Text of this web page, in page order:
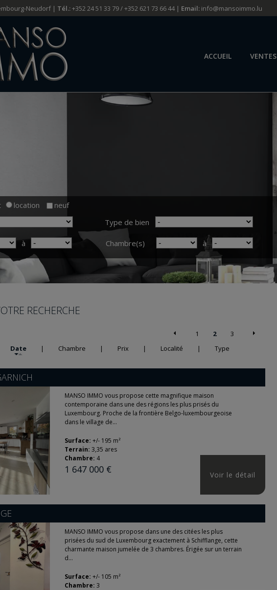
Neudorf | Tél.:+352 24 51 33 79 / +352 621 73 66 44 | Email: info@mansoimmo.lu
ACCUEIL VENTES
location
neuf
Type de bien
à Chambre(s) à
RECHERCHE
1 2
3
Date | Chambre | Prix | Localité | Type
MANSO IMMO vous propose cette magnifique maison
contemporaine dans une des régions les plus prisés du
Luxembourg. Proche de la frontière Belgo-luxembourgeoise
dans le village de...
Surface: +/- 195 m²
Terrain: 3,35 ares
Chambre: 4
1 647 000 € Voir le détail
MANSO IMMO vous propose dans une des citées les plus
prisées du sud de Luxembourg exactement à Schifflange, cette
charmante maison jumelée de 3 chambres. Érigée sur un terrain
d...
Surface: +/- 105 m²
Chambre: 3